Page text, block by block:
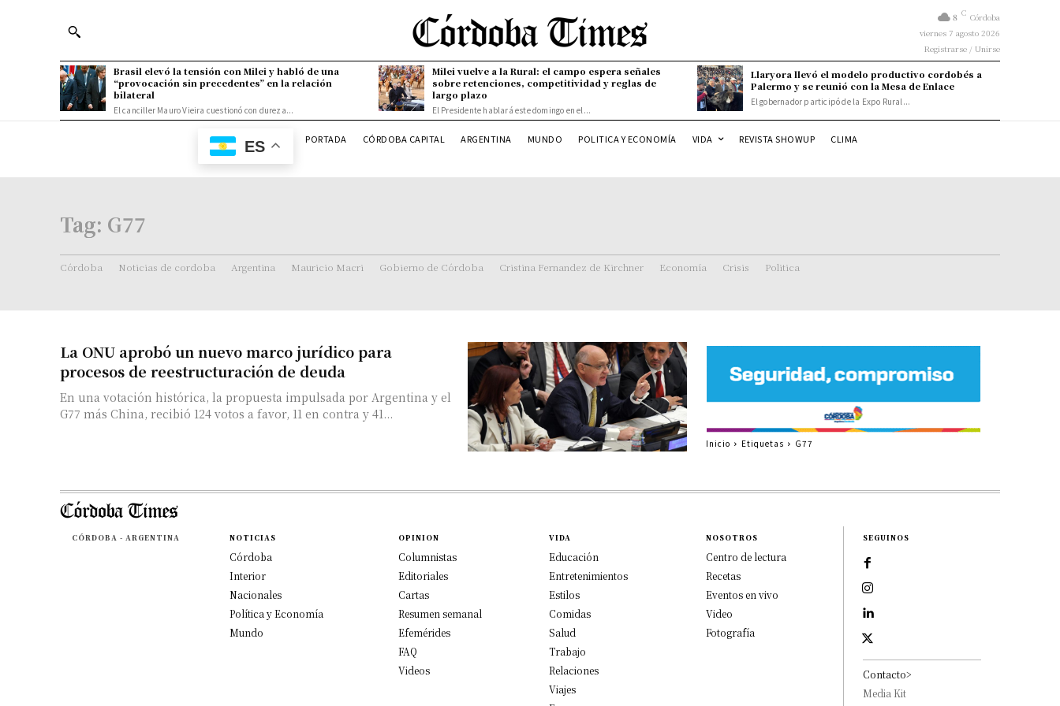
8 C Córdoba
viernes 7 agosto 2026
Registrarse / Unirse
Brasil elevó la tensión con Milei y habló de una
“provocación sin precedentes” en la relación
bilateral
El canciller Mauro Vieira cuestionó con dureza...
Milei vuelve a la Rural: el campo espera señales
sobre retenciones, competitividad y reglas de
largo plazo
El Presidente hablará este domingo en el...
Llaryora llevó el modelo productivo cordobés a
Palermo y se reunió con la Mesa de Enlace
El gobernador participó de la Expo Rural...
ES PORTADA CÓRDOBA CAPITAL ARGENTINA MUNDO POLITICA Y ECONOMÍA VIDA REVISTA SHOWUP CLIMA
Tag: G77
Córdoba Noticias de cordoba Argentina Mauricio Macri Gobierno de Córdoba Cristina Fernandez de Kirchner Economía Crisis Politica
La ONU aprobó un nuevo marco jurídico para
procesos de reestructuración de deuda
En una votación histórica, la propuesta impulsada por Argentina y el
G77 más China, recibió 124 votos a favor, 11 en contra y 41...
Inicio Etiquetas G77
CÓRDOBA - ARGENTINA NOTICIAS
Córdoba
Interior
Nacionales
Política y Economía
Mundo
OPINION
Columnistas
Editoriales
Cartas
Resumen semanal
Efemérides
FAQ
Videos
VIDA
Educación
Entretenimientos
Estilos
Comidas
Salud
Trabajo
Relaciones
Viajes
NOSOTROS
Centro de lectura
Recetas
Eventos en vivo
Video
Fotografía
SEGUINOS
Contacto>
Media Kit